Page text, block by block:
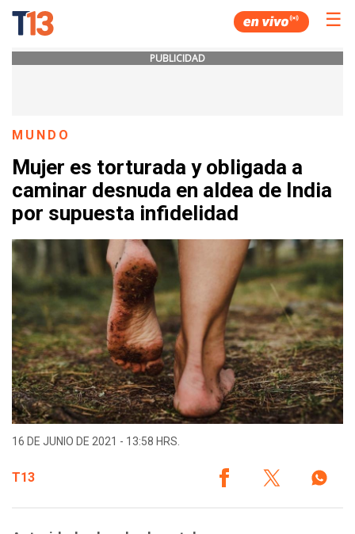
☰
PUBLICIDAD
MUNDO
Mujer es torturada y obligada a
caminar desnuda en aldea de India
por supuesta infidelidad
16 DE JUNIO DE 2021 - 13:58 HRS.
T13